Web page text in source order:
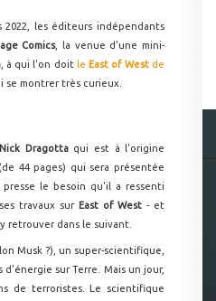
les éditeurs indépendants
Comics, la venue d'une mini-
, à qui l'on doit le East of West de
se montrer très curieux.
Nick Dragotta qui est à l'origine
44 pages) qui sera présentée
le besoin qu'il a ressenti
travaux sur East of West - et
retrouver dans le suivant.
Musk ?), un super-scientifique,
sur Terre. Mais un jour,
de terroristes. Le scientifique